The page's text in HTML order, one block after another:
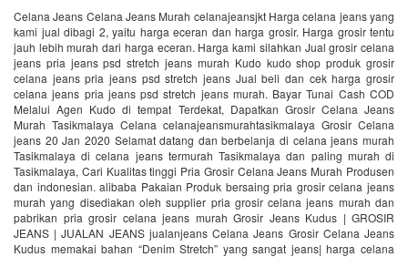
Celana Jeans Celana Jeans Murah celanajeansjkt Harga celana jeans yang
kami jual dibagi 2, yaitu harga eceran dan harga grosir. Harga grosir tentu
jauh lebih murah dari harga eceran. Harga kami silahkan Jual grosir celana
jeans pria jeans psd stretch jeans murah Kudo kudo shop produk grosir
celana jeans pria jeans psd stretch jeans Jual beli dan cek harga grosir
celana jeans pria jeans psd stretch jeans murah. Bayar Tunai Cash COD
Melalui Agen Kudo di tempat Terdekat, Dapatkan Grosir Celana Jeans
Murah Tasikmalaya Celana celanajeansmurahtasikmalaya Grosir Celana
jeans 20 Jan 2020 Selamat datang dan berbelanja di celana jeans murah
Tasikmalaya di celana jeans termurah Tasikmalaya dan paling murah di
Tasikmalaya, Cari Kualitas tinggi Pria Grosir Celana Jeans Murah Produsen
dan indonesian. alibaba Pakaian Produk bersaing pria grosir celana jeans
murah yang disediakan oleh supplier pria grosir celana jeans murah dan
pabrikan pria grosir celana jeans murah Grosir Jeans Kudus | GROSIR
JEANS | JUALAN JEANS jualanjeans Celana Jeans Grosir Celana Jeans
Kudus memakai bahan “Denim Stretch” yang sangat jeans| harga celana